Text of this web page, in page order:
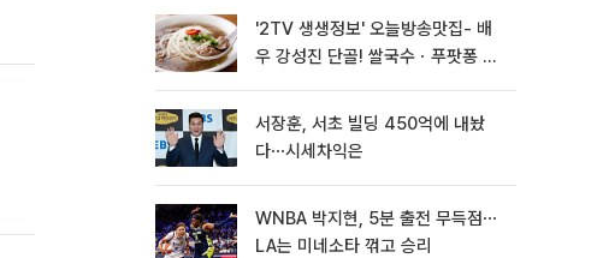
'2TV 생생정보' 오늘방송맛집- 배
우 강성진 단골! 쌀국수ㆍ푸팟퐁 커
서장훈, 서초 빌딩 450억에 내놨
다⋯시세차익은
WNBA 박지현, 5분 출전 무득점⋯
LA는 미네소타 꺾고 승리